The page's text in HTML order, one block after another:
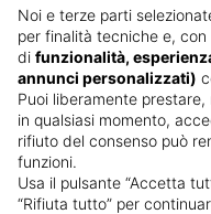
penetrino solo
porte e
favorire una
contenendo il
interni, gli vale
“quattro
utilizzare questi
Noi e terze parti
per finalità tecniche e,
di funzionalità,
annunci personalizzati)
Puoi liberamente
in qualsiasi momento,
rifiuto del consenso può
funzioni.
Usa il pulsante “Accetta
“Rifiuta tutto” per